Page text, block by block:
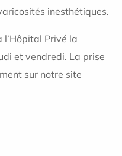
inesthétiques.
l’Hôpital Privé la
et vendredi. La prise
sur notre site